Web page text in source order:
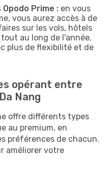
Prime : en vous
vous aurez accès à de
sur les vols, hôtels
au long de l'année,
plus de flexibilité et de
opérant entre
Nang
offre différents types
au premium, en
préférences de chacun.
améliorer votre